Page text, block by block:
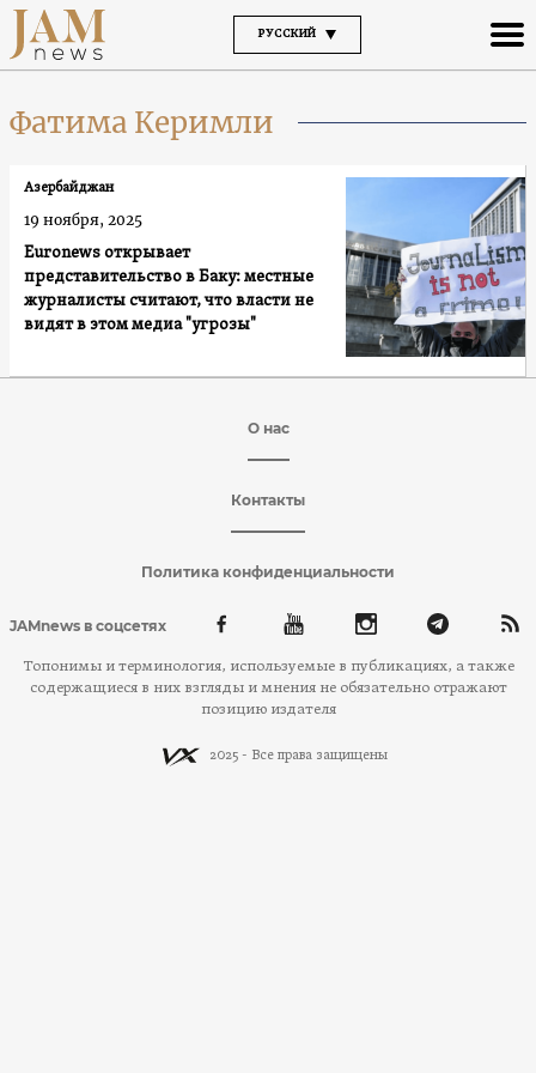
РУССКИЙ
Фатима Керимли
Euronews открывает
представительство в Баку: местные
журналисты считают, что власти не
видят в этом медиа "угрозы"
Азербайджан
19 ноября, 2025
О нас
Контакты
Политика конфиденциальности
JAMnews в соцсетях
Топонимы и терминология, используемые в публикациях, а также
содержащиеся в них взгляды и мнения не обязательно отражают
позицию издателя
2025 - Все права защищены